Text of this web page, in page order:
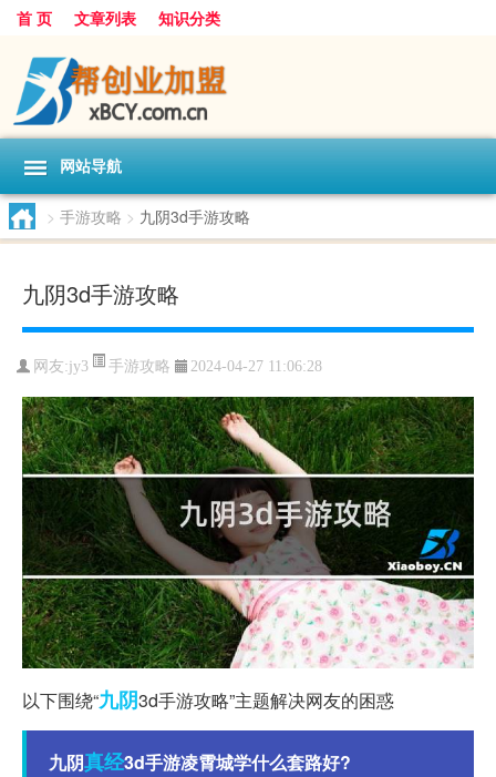
首 页 文章列表 知识分类
网站导航
> 手游攻略 > 九阴3d手游攻略
九阴3d手游攻略
网友:jy3 手游攻略 2024-04-27 11:06:28
以下围绕“九阴3d手游攻略”主题解决网友的困惑
九阴真经3d手游凌霄城学什么套路好?